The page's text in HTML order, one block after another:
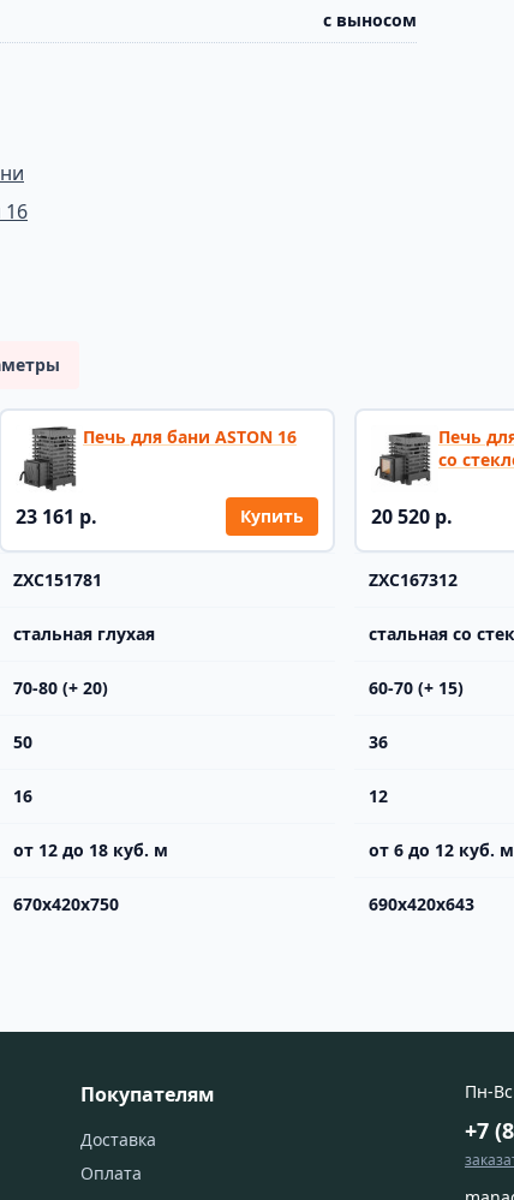
с выносом
16
Печь для бани ASTON 16
23 161 р. Купить
Печь
со
20 520 р.
ZXC151781 ZXC167312
стальная глухая стальная со
70-80 (+ 20) 60-70 (+ 15)
50 36
16 12
от 12 до 18 куб. м от 6 до 12 куб. м
670х420х750 690х420х643
Покупателям
Доставка
Оплата
Пн-
+7